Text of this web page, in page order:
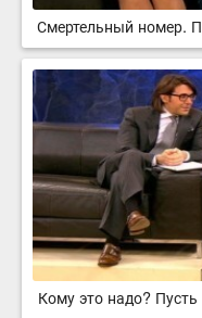
Смертельный номер.
Кому это надо?